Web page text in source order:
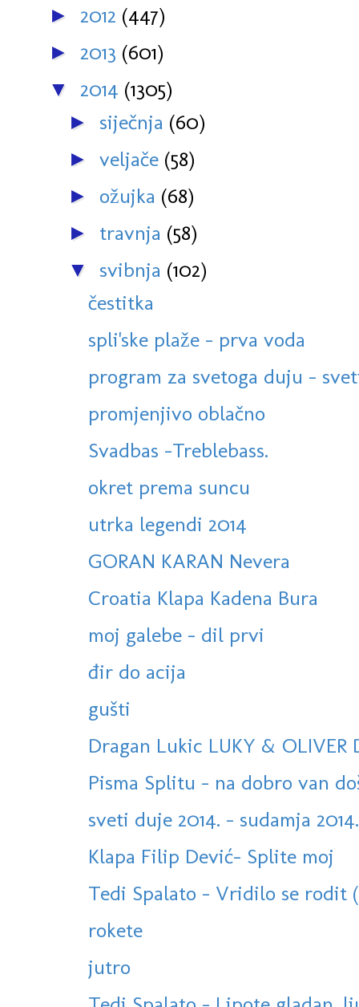
► 2012 (447)
► 2013 (601)
▼ 2014 (1305)
► siječnja (60)
► veljače (58)
► ožujka (68)
► travnja (58)
▼ svibnja (102)
čestitka
spli'ske plaže - prva voda
program za svetoga duju -
promjenjivo oblačno
Svadbas -Treblebass.
okret prema suncu
utrka legendi 2014
GORAN KARAN Nevera
Croatia Klapa Kadena Bura
moj galebe - dil prvi
đir do acija
gušti
Dragan Lukic LUKY & OLIVER
Pisma Splitu - na dobro van
sveti duje 2014. - sudamja 2014.
Klapa Filip Dević- Splite moj
Tedi Spalato - Vridilo se rodit
rokete
jutro